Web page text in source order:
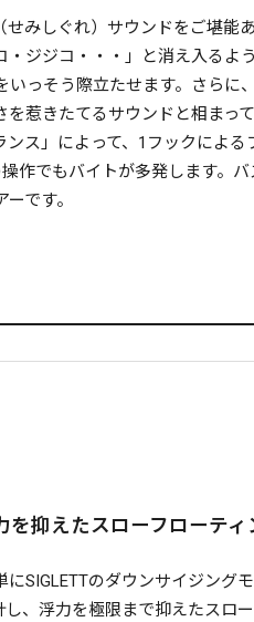
みしぐれ）サウンドをご堪能
ジジコ・・・」と消え入るよ
っそう際立たせます。さらに
惹きたてるサウンドと相まっ
ス」によって、1フックによ
作でもバイトが多発します。
です。
を抑えたスローフローティ
にSIGLETTのダウンサイジング
、浮力を極限まで抑えたスロー